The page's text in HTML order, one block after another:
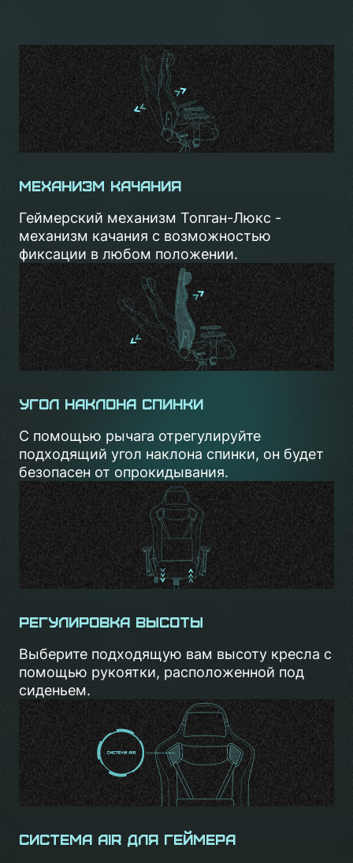
Механизм качания
Геймерский механизм Топган-Люкс -
механизм качания с возможностью
фиксации в любом положении.
Угол наклона спинки
С помощью рычага отрегулируйте
подходящий угол наклона спинки, он будет
безопасен от опрокидывания.
Регулировка высоты
Выберите подходящую вам высоту кресла с
помощью рукоятки, расположенной под
сиденьем.
Система AIR для геймера